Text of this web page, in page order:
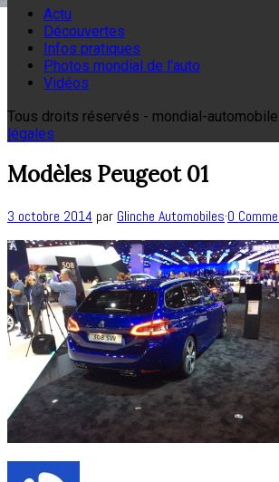
Actu
Découvertes
Infos pratiques
Photos mondial de l'auto
Vidéos
Tous droits réservés - mondial-
légales
Modèles Peugeot 01
3 octobre 2014 par Glinche Automobiles·0